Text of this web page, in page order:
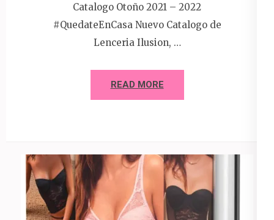
Catalogo Otoño 2021 – 2022
#QuedateEnCasa Nuevo Catalogo de
Lenceria Ilusion, …
READ MORE